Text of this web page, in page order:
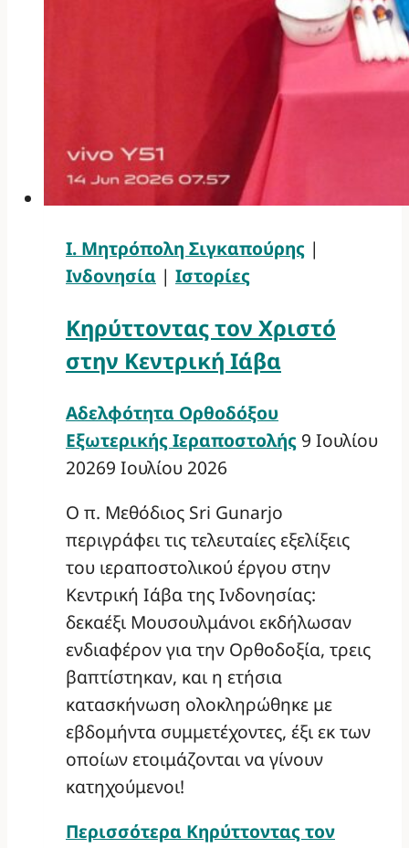
Ι. Μητρόπολη Σιγκαπούρης |
Ινδονησία | Ιστορίες
Κηρύττοντας τον Χριστό
στην Κεντρική Ιάβα
Αδελφότητα Ορθοδόξου
Εξωτερικής Ιεραποστολής 9 Ιουλίου
20269 Ιουλίου 2026
Ο π. Μεθόδιος Sri Gunarjo
περιγράφει τις τελευταίες εξελίξεις
του ιεραποστολικού έργου στην
Κεντρική Ιάβα της Ινδονησίας:
δεκαέξι Μουσουλμάνοι εκδήλωσαν
ενδιαφέρον για την Ορθοδοξία, τρεις
βαπτίστηκαν, και η ετήσια
κατασκήνωση ολοκληρώθηκε με
εβδομήντα συμμετέχοντες, έξι εκ των
οποίων ετοιμάζονται να γίνουν
κατηχούμενοι!
Περισσότερα Κηρύττοντας τον